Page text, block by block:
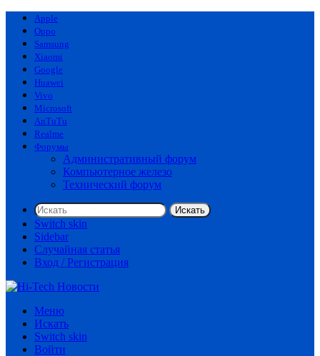
Apple
Oppo
Samsung
Xiaomi
Google
Huawei
Vivo
Microsoft
AnTuTu
Realme
Форумы
Административный форум
Компьютерное железо
Технический форум
Искать
Switch skin
Sidebar
Случайная статья
Вход / Регистрация
Меню
Искать
Switch skin
Войти